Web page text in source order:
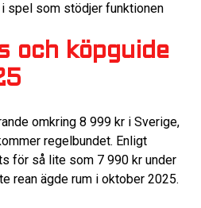
spel som stödjer funktionen
och köpguide
omkring 8 999 kr i Sverige,
regelbundet. Enligt
för så lite som 7 990 kr under
rean ägde rum i oktober 2025.